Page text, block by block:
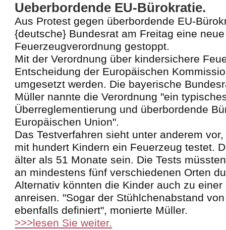
Ueberbordende EU-Bürokratie.
Aus Protest gegen überbordende EU-
{deutsche} Bundesrat am Freitag eine neue
Feuerzeugverordnung gestoppt.
Mit der Verordnung über kindersichere
Entscheidung der Europäischen
umgesetzt werden. Die bayerische
Müller nannte die Verordnung "ein
Überreglementierung und überbordende
Europäischen Union".
Das Testverfahren sieht unter anderem
mit hundert Kindern ein Feuerzeug testet.
älter als 51 Monate sein. Die Tests
an mindestens fünf verschiedenen Orten
Alternativ könnten die Kinder auch zu
anreisen. "Sogar der Stühlchenabstand
ebenfalls definiert", monierte Müller.
>>>lesen Sie weiter.